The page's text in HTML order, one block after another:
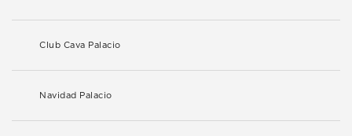
Club Cava Palacio
Navidad Palacio